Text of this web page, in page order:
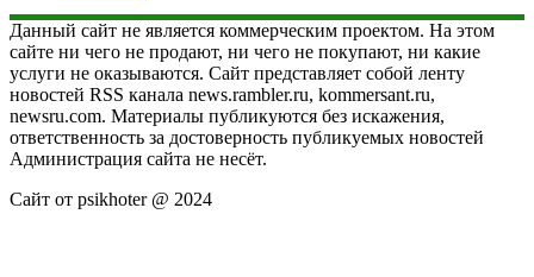
Данный сайт не является коммерческим проектом. На этом
сайте ни чего не продают, ни чего не покупают, ни какие
услуги не оказываются. Сайт представляет собой ленту
новостей RSS канала news.rambler.ru, kommersant.ru,
newsru.com. Материалы публикуются без искажения,
ответственность за достоверность публикуемых новостей
Администрация сайта не несёт.
Сайт от psikhoter @ 2024